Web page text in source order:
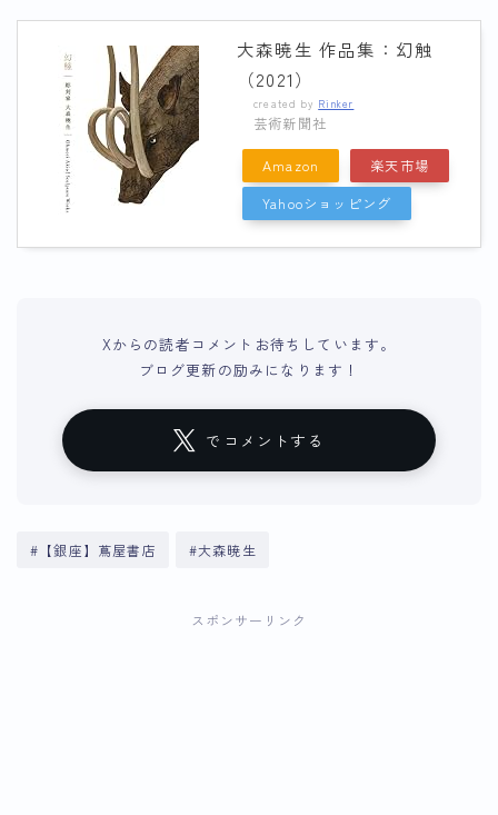
大森暁生 作品集：幻触
（2021）
created by Rinker
芸術新聞社
Amazon
楽天市場
Yahooショッピング
Xからの読者コメントお待ちしています。
ブログ更新の励みになります！
でコメントする
#【銀座】蔦屋書店 #大森暁生
スポンサーリンク